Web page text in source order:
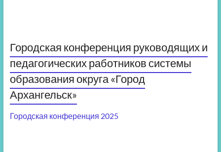
Городская конференция руководящих и
педагогических работников системы
образования округа «Город
Архангельск»
Городская конференция 2025